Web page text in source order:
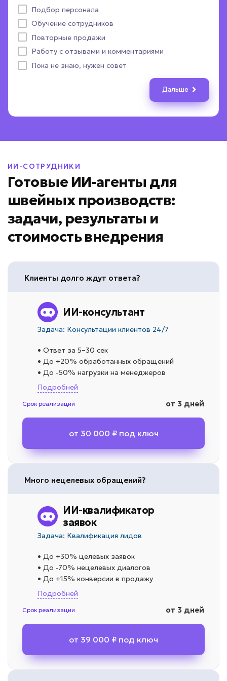
Подбор персонала
Обучение сотрудников
Повторные продажи
Работу с отзывами и комментариями
Пока не знаю, нужен совет
Дальше
Телефонные звонки
CRM-система
Отправить уведомление в MAX
Выдать расчет стоимости
Пока не определились
Документы и файлы
Другое
ПОЛУЧИТЬ ПОДБОР
ИИ-СОТРУДНИКИ
Готовые ИИ-агенты для
швейных производств:
задачи, результаты и
стоимость внедрения
Клиенты долго ждут ответа?
ИИ-консультант
Задача: Консультации клиентов 24/7
• Ответ за 5–30 сек
• До +20% обработанных обращений
• До -50% нагрузки на менеджеров
Подробней
Срок реализации от 3 дней
от 30 000 ₽ под ключ
Много нецелевых обращений?
ИИ-квалификатор
заявок
Задача: Квалификация лидов
• До +30% целевых заявок
• До -70% нецелевых диалогов
• До +15% конверсии в продажу
Подробней
Срок реализации от 3 дней
от 39 000 ₽ под ключ